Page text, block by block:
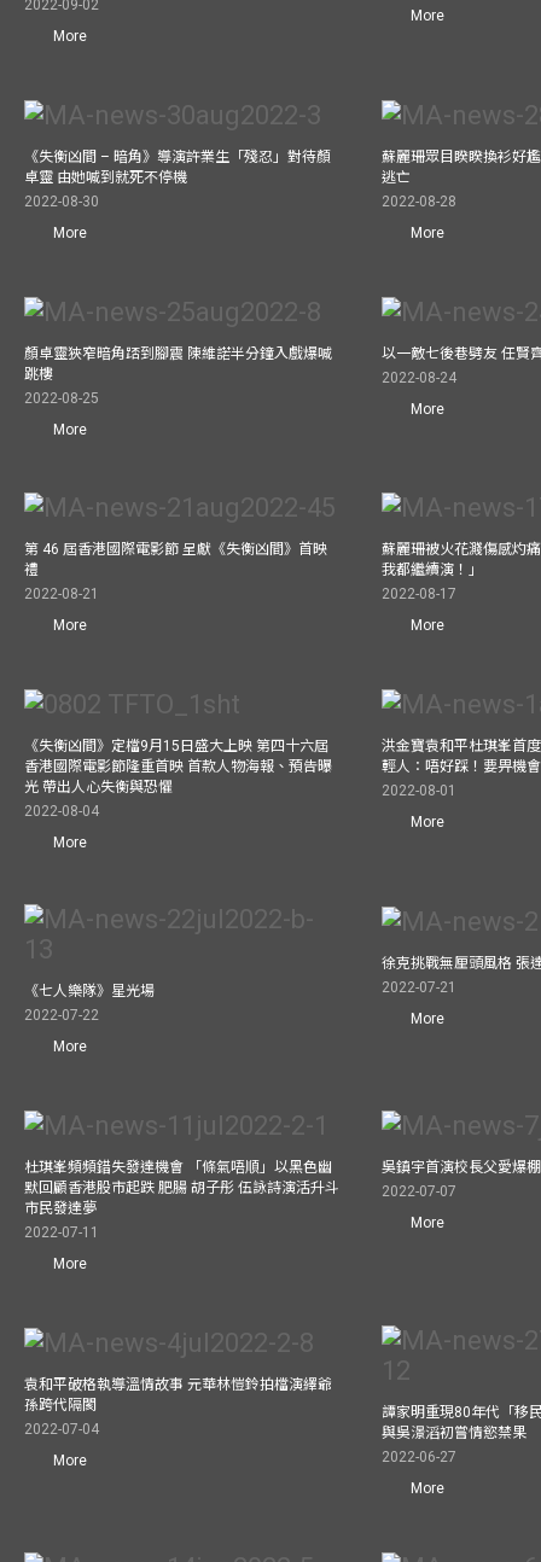
2022-09-02
More
More
《失衡凶間 – 暗角》導演許業生「殘忍」對待顏
卓靈 由她喊到就死不停機
2022-08-30
More
蘇麗珊眾目睽睽換衫好
逃亡
2022-08-28
More
顏卓靈狹窄暗角踎到腳震 陳維諾半分鐘入戲爆喊
跳樓
2022-08-25
More
以一敵七後巷劈友 任賢
2022-08-24
More
第 46 屆香港國際電影節 呈獻《失衡凶間》首映
禮
2022-08-21
More
蘇麗珊被火花濺傷感灼
我都繼續演！」
2022-08-17
More
《失衡凶間》定檔9月15日盛大上映 第四十六屆
香港國際電影節隆重首映 首款人物海報、預告曝
光 帶出人心失衡與恐懼
2022-08-04
More
洪金寶袁和平杜琪峯首
輕人：唔好踩！要畀機
2022-08-01
More
《七人樂隊》星光場
2022-07-22
More
徐克挑戰無厘頭風格 張
2022-07-21
More
杜琪峯頻頻錯失發達機會 「條氣唔順」以黑色幽
默回顧香港股市起跌 肥腸 胡子彤 伍詠詩演活升斗
市民發達夢
2022-07-11
More
吳鎮宇首演校長父愛爆棚
2022-07-07
More
袁和平破格執導溫情故事 元華林愷鈴拍檔演繹爺
孫跨代隔閡
2022-07-04
More
譚家明重現80年代「移
與吳澋滔初嘗情慾禁果
2022-06-27
More